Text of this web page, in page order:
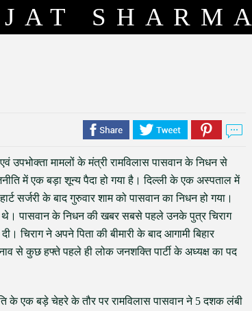
SHARMA
उपभोक्ता मामलों के मंत्री रामविलास पासवान के निधन से
में एक बड़ा शून्य पैदा हो गया है। दिल्ली के एक अस्पताल में
सर्जरी के बाद गुरुवार शाम को पासवान का निधन हो गया।
थे। पासवान के निधन की खबर सबसे पहले उनके पुत्र चिराग
चिराग ने अपने पिता की बीमारी के बाद आगामी बिहार
से कुछ हफ्ते पहले ही लोक जनशक्ति पार्टी के अध्यक्ष का पद
के एक बड़े चेहरे के तौर पर रामविलास पासवान ने 5 दशक लंबी